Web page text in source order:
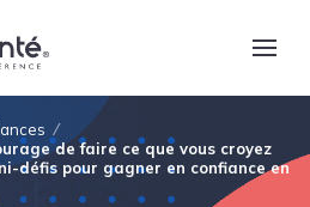
de faire ce que vous croyez
défis pour gagner en confiance en